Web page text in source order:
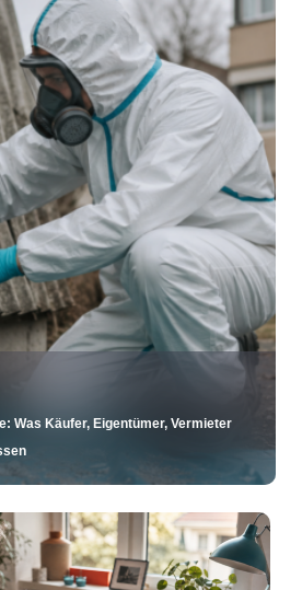
Was Käufer, Eigentümer, Vermieter